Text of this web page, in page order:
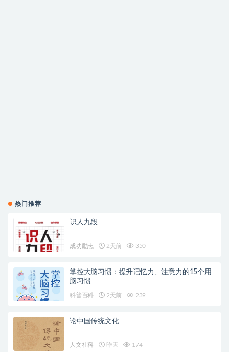
热门推荐
识人九段
成功励志 2天前 350
掌控大脑习惯：提升记忆力、注意力的15个用
脑习惯
科普百科 2天前 239
论中国传统文化
人文社科 昨天 174